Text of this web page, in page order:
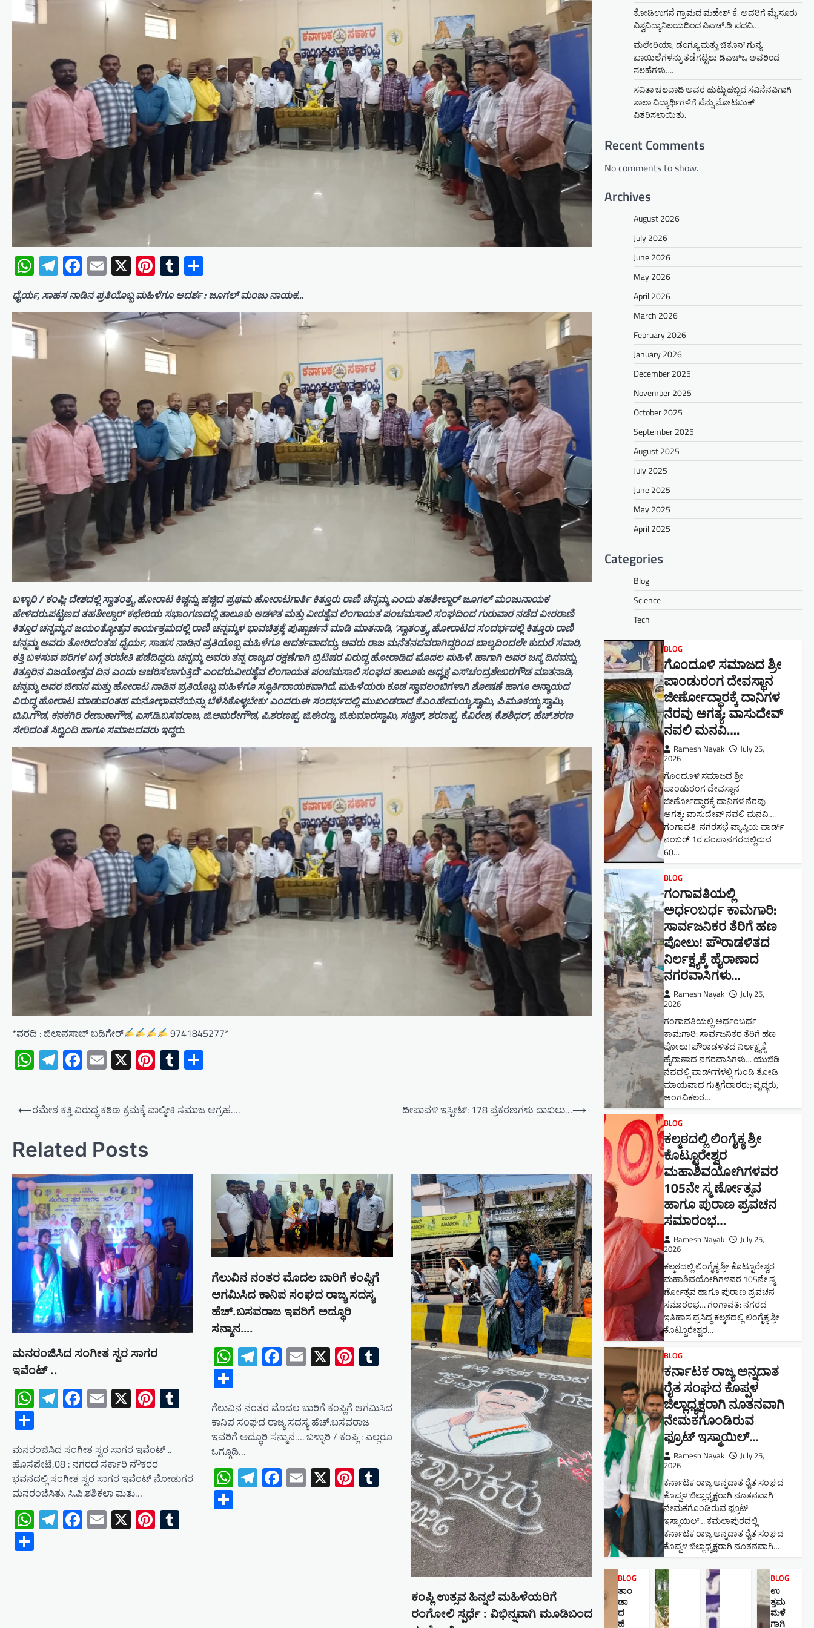
WhatsApp
Telegram
Facebook
Email
X Pinterest
Tumblr
ಧೈರ್ಯ, ಸಾಹಸ ನಾಡಿನ ಪ್ರತಿಯೊಬ್ಬ ಮಹಿಳೆಗೂ ಆದರ್ಶ : ಜೂಗಲ್ ಮಂಜು ನಾಯಕ…
ಬಳ್ಳಾರಿ / ಕಂಪ್ಲಿ: ದೇಶದಲ್ಲಿ ಸ್ವಾತಂತ್ರ್ಯ ಹೋರಾಟ ಕಿಚ್ಚನ್ನು ಹಚ್ಚಿದ ಪ್ರಥಮ ಹೋರಾಟಗಾರ್ತಿ ಕಿತ್ತೂರು ರಾಣಿ ಚೆನ್ನಮ್ಮ ಎಂದು ತಹಶೀಲ್ದಾರ್ ಜೂಗಲ್ ಮಂಜುನಾಯಕ
ಹೇಳಿದರು.ಪಟ್ಟಣದ ತಹಶೀಲ್ದಾರ್ ಕಛೇರಿಯ ಸಭಾಂಗಣದಲ್ಲಿ ತಾಲೂಕು ಆಡಳಿತ ಮತ್ತು ವೀರಶೈವ ಲಿಂಗಾಯತ ಪಂಚಮಸಾಲಿ ಸಂಘದಿಂದ ಗುರುವಾರ ನಡೆದ ವೀರರಾಣಿ
ಕಿತ್ತೂರ ಚನ್ನಮ್ಮನ ಜಯಂತ್ಯೋತ್ಸವ ಕಾರ್ಯಕ್ರಮದಲ್ಲಿ ರಾಣಿ ಚನ್ನಮ್ಮಳ ಭಾವಚಿತ್ರಕ್ಕೆ ಪುಷ್ಪಾರ್ಚನೆ ಮಾಡಿ ಮಾತನಾಡಿ, ‘ಸ್ವಾತಂತ್ರ್ಯ ಹೋರಾಟದ ಸಂದರ್ಭದಲ್ಲಿ ಕಿತ್ತೂರು ರಾಣಿ
ಚನ್ನಮ್ಮ ಅವರು ತೋರಿದಂತಹ ಧೈರ್ಯ, ಸಾಹಸ ನಾಡಿನ ಪ್ರತಿಯೊಬ್ಬ ಮಹಿಳೆಗೂ ಆದರ್ಶವಾದದ್ದು. ಅವರು ರಾಜ ಮನೆತನದವರಾಗಿದ್ದರಿಂದ ಬಾಲ್ಯದಿಂದಲೇ ಕುದುರೆ ಸವಾರಿ,
ಕತ್ತಿ ಬಳಸುವ ಪರಿಗಳ ಬಗ್ಗೆ ತರಬೇತಿ ಪಡೆದಿದ್ದರು. ಚನ್ನಮ್ಮ ಅವರು ತನ್ನ ರಾಜ್ಯದ ರಕ್ಷಣೆಗಾಗಿ ಬ್ರಿಟಿಷರ ವಿರುದ್ಧ ಹೋರಾಡಿದ ಮೊದಲ ಮಹಿಳೆ. ಹಾಗಾಗಿ ಅವರ ಜನ್ಮ ದಿನವನ್ನು
ಕಿತ್ತೂರಿನ ವಿಜಯೋತ್ಸವ ದಿನ ಎಂದು ಆಚರಿಸಲಾಗುತ್ತಿದೆ’ ಎಂದರು.ವೀರಶೈವ ಲಿಂಗಾಯತ ಪಂಚಮಸಾಲಿ ಸಂಘದ ತಾಲೂಕು ಅಧ್ಯಕ್ಷ ಎಸ್.ಚಂದ್ರಶೇಖರಗೌಡ ಮಾತನಾಡಿ,
ಚನ್ನಮ್ಮ ಅವರ ಜೀವನ ಮತ್ತು ಹೋರಾಟ ನಾಡಿನ ಪ್ರತಿಯೊಬ್ಬ ಮಹಿಳೆಗೂ ಸ್ಫೂರ್ತಿದಾಯಕವಾಗಿದೆ. ಮಹಿಳೆಯರು ಕೂಡ ಸ್ವಾವಲಂಬಿಗಳಾಗಿ ಶೋಷಣೆ ಹಾಗೂ ಅನ್ಯಾಯದ
ವಿರುದ್ಧ ಹೋರಾಟ ಮಾಡುವಂತಹ ಮನೋಭಾವನೆಯನ್ನು ಬೆಳೆಸಿಕೊಳ್ಳಬೇಕು’ ಎಂದರು.ಈ ಸಂದರ್ಭದಲ್ಲಿ ಮುಖಂಡರಾದ ಕೆ.ಎಂ.ಹೇಮಯ್ಯಸ್ವಾಮಿ, ಪಿ.ಮೂಕಯ್ಯಸ್ವಾಮಿ,
ಬಿ.ವಿ.ಗೌಡ, ಕನಕಗಿರಿ ರೇಣುಕಾಗೌಡ, ಎಸ್.ಡಿ.ಬಸವರಾಜ, ಜಿ.ಅಮರೇಗೌಡ, ಪಿ.ಶರಣಪ್ಪ, ಜಿ.ಈರಣ್ಣ, ಜಿ.ಕುಮಾರಸ್ಚಾಮಿ, ಸಚ್ಚಿನ್, ಶರಣಪ್ಪ, ಕೆ.ವಿರೇಶ, ಕೆ.ಶಶಿಧರ್, ಹೆಚ್.ಶರಣ
ಸೇರಿದಂತೆ ಸಿಬ್ವಂದಿ ಹಾಗೂ‌ ಸಮಾಜದವರು ಇದ್ದರು.
*ವರದಿ : ಜಿಲಾನಸಾಬ್ ಬಡಿಗೇರ್ 9741845277*
WhatsApp
Telegram
Facebook
Email
X Pinterest
Tumblr
s
t
n
a
g
i
o
n
⟵ರಮೇಶ ಕತ್ತಿ ವಿರುದ್ಧ ಕಠಿಣ ಕ್ರಮಕ್ಕೆ ವಾಲ್ಮೀಕಿ ಸಮಾಜ ಆಗ್ರಹ…. ದೀಪಾವಳಿ ಇಸ್ಪೀಟ್‌: 178 ಪ್ರಕರಣಗಳು ದಾಖಲು…⟶
Related Posts
ಮನರಂಜಿಸಿದ ಸಂಗೀತ ಸ್ವರ ಸಾಗರ
ಇವೆಂಟ್ ..
WhatsApp
Telegram
Facebook
Email
X Pinterest
Tumblr
ಮನರಂಜಿಸಿದ ಸಂಗೀತ ಸ್ವರ ಸಾಗರ ಇವೆಂಟ್ ..
ಹೊಸಪೇಟೆ,08 : ನಗರದ ಸರ್ಕಾರಿ ನೌಕರರ
ಭವನದಲ್ಲಿ ಸಂಗೀತ ಸ್ವರ ಸಾಗರ ಇವೆಂಟ್ ನೋಡುಗರ
ಮನರಂಜಿಸಿತು. ಸಿ.ಪಿ.ಶಶಿಕಲಾ ಮತು…
WhatsApp
Telegram
Facebook
Email
X Pinterest
ಗೆಲುವಿನ ನಂತರ ಮೊದಲ ಬಾರಿಗೆ ಕಂಪ್ಲಿಗೆ
ಆಗಮಿಸಿದ ಕಾನಿಪ ಸಂಘದ ರಾಜ್ಯ ಸದಸ್ಯ
ಹೆಚ್.ಬಸವರಾಜ ಇವರಿಗೆ ಅದ್ಧೂರಿ
ಸನ್ಮಾನ….
WhatsApp
Telegram
Facebook
Email
X Pinterest
Tumblr
ಗೆಲುವಿನ ನಂತರ ಮೊದಲ ಬಾರಿಗೆ ಕಂಪ್ಲಿಗೆ ಆಗಮಿಸಿದ
ಕಾನಿಪ ಸಂಘದ ರಾಜ್ಯ ಸದಸ್ಯ ಹೆಚ್.ಬಸವರಾಜ
ಇವರಿಗೆ ಅದ್ಧೂರಿ ಸನ್ಮಾನ…. ಬಳ್ಳಾರಿ / ಕಂಪ್ಲಿ : ಎಲ್ಲರೂ
ಒಗ್ಗೂಡಿ…
WhatsApp
Telegram
Facebook
Email
X Pinterest
Tumblr
ಕಂಪ್ಲಿ ಉತ್ಸವ ಹಿನ್ನಲೆ ಮಹಿಳೆಯರಿಗೆ
ರಂಗೋಲಿ ಸ್ಪರ್ಧೆ : ವಿಭಿನ್ನವಾಗಿ ಮೂಡಿಬಂದ
ಕೋಡಿಉಗನೆ ಗ್ರಾಮದ ಮಹೇಶ್ ಕೆ. ಅವರಿಗೆ ಮೈಸೂರು
ವಿಶ್ವವಿದ್ಯಾನಿಲಯದಿಂದ ಪಿಎಚ್.ಡಿ ಪದವಿ…
ಮಲೇರಿಯಾ, ಡೆಂಗ್ಯೂ ಮತ್ತು ಚಿಕೂನ್ ಗುನ್ಯ
ಖಾಯಿಲೆಗಳನ್ನು ತಡೆಗಟ್ಟಲು ಡಿಎಚ್‌ಒ ಅವರಿಂದ
ಸಲಹೆಗಳು….
ಸವಿತಾ ಚಲವಾದಿ ಅವರ ಹುಟ್ಟುಹಬ್ಬದ ಸವಿನೆನಪಿಗಾಗಿ
ಶಾಲಾ ವಿದ್ಯಾರ್ಥಿಗಳಿಗೆ ಪೆನ್ನು,ನೋಟಬುಕ್
ವಿತರಿಸಲಾಯಿತು.
Recent Comments
No comments to show.
Archives
August 2026
July 2026
June 2026
May 2026
April 2026
March 2026
February 2026
January 2026
December 2025
November 2025
October 2025
September 2025
August 2025
July 2025
June 2025
May 2025
April 2025
Categories
Blog
Science
Tech
BLOG
ಗೊಂದೂಳಿ ಸಮಾಜದ ಶ್ರೀ
ಪಾಂಡುರಂಗ ದೇವಸ್ಥಾನ
ಜೀರ್ಣೋದ್ಧಾರಕ್ಕೆ ದಾನಿಗಳ
ನೆರವು ಅಗತ್ಯ: ವಾಸುದೇವ್
ನವಲಿ ಮನವಿ​….
Ramesh Nayak
July 25,
2026
ಗೊಂದೂಳಿ ಸಮಾಜದ ಶ್ರೀ
ಪಾಂಡುರಂಗ ದೇವಸ್ಥಾನ
ಜೀರ್ಣೋದ್ಧಾರಕ್ಕೆ ದಾನಿಗಳ ನೆರವು
ಅಗತ್ಯ: ವಾಸುದೇವ್ ನವಲಿ ಮನವಿ​….
ಗಂಗಾವತಿ: ​ನಗರಸಭೆ ವ್ಯಾಪ್ತಿಯ ವಾರ್ಡ್
ನಂಬರ್ 1ರ ಪಂಪಾನಗರದಲ್ಲಿರುವ
60…
BLOG
ಗಂಗಾವತಿಯಲ್ಲಿ
ಅರ್ಧಂಬರ್ಧ ಕಾಮಗಾರಿ:
ಸಾರ್ವಜನಿಕರ ತೆರಿಗೆ ಹಣ
ಪೋಲು! ಪೌರಾಡಳಿತದ
ನಿರ್ಲಕ್ಷ್ಯಕ್ಕೆ ಹೈರಾಣಾದ
ನಗರವಾಸಿಗಳು​…
Ramesh Nayak
July 25,
2026
ಗಂಗಾವತಿಯಲ್ಲಿ ಅರ್ಧಂಬರ್ಧ
ಕಾಮಗಾರಿ: ಸಾರ್ವಜನಿಕರ ತೆರಿಗೆ ಹಣ
ಪೋಲು! ಪೌರಾಡಳಿತದ ನಿರ್ಲಕ್ಷ್ಯಕ್ಕೆ
ಹೈರಾಣಾದ ನಗರವಾಸಿಗಳು​… ಯುಜಿಡಿ
ನೆಪದಲ್ಲಿ ವಾರ್ಡ್‌ಗಳಲ್ಲಿ ಗುಂಡಿ ತೋಡಿ
ಮಾಯವಾದ ಗುತ್ತಿಗೆದಾರರು; ವೃದ್ಧರು,
ಅಂಗವಿಕಲರ…
BLOG
ಕಲ್ಮಠದಲ್ಲಿ ಲಿಂಗೈಕ್ಯ ಶ್ರೀ
ಕೊಟ್ಟೂರೇಶ್ವರ
ಮಹಾಶಿವಯೋಗಿಗಳವರ
105ನೇ ಸ್ಮ ರ್ಣೋತ್ಸವ
ಹಾಗೂ ಪುರಾಣ ಪ್ರವಚನ
ಸಮಾರಂಭ​…
Ramesh Nayak
July 25,
2026
ಕಲ್ಮಠದಲ್ಲಿ ಲಿಂಗೈಕ್ಯ ಶ್ರೀ ಕೊಟ್ಟೂರೇಶ್ವರ
ಮಹಾಶಿವಯೋಗಿಗಳವರ 105ನೇ ಸ್ಮ
ರ್ಣೋತ್ಸವ ಹಾಗೂ ಪುರಾಣ ಪ್ರವಚನ
ಸಮಾರಂಭ​… ಗಂಗಾವತಿ: ನಗರದ
ಇತಿಹಾಸ ಪ್ರಸಿದ್ಧ ಕಲ್ಮಠದಲ್ಲಿ ಲಿಂಗೈಕ್ಯ ಶ್ರೀ
ಕೊಟ್ಟೂರೇಶ್ವರ…
BLOG
ಕರ್ನಾಟಕ ರಾಜ್ಯ ಅನ್ನದಾತ
ರೈತ ಸಂಘದ ಕೊಪ್ಪಳ
ಜಿಲ್ಲಾಧ್ಯಕ್ಷರಾಗಿ ನೂತನವಾಗಿ
ನೇಮಕಗೊಂಡಿರುವ
ಫ್ರೂಟ್ ಇಸ್ಮಾಯಿಲ್…
Ramesh Nayak
July 25,
2026
ಕರ್ನಾಟಕ ರಾಜ್ಯ ಅನ್ನದಾತ ರೈತ ಸಂಘದ
ಕೊಪ್ಪಳ ಜಿಲ್ಲಾಧ್ಯಕ್ಷರಾಗಿ ನೂತನವಾಗಿ
ನೇಮಕಗೊಂಡಿರುವ ಫ್ರೂಟ್
ಇಸ್ಮಾಯಿಲ್… ಕಮಲಾಪುರದಲ್ಲಿ
ಕರ್ನಾಟಕ ರಾಜ್ಯ ಅನ್ನದಾತ ರೈತ ಸಂಘದ
ಕೊಪ್ಪಳ ಜಿಲ್ಲಾಧ್ಯಕ್ಷರಾಗಿ ನೂತನವಾಗಿ…
BLOG
ತಾಂ
ಡಾ
ದ
ಹೆ
BLOG
ಉ
ತ್ತಮ
ಮಳೆ
ಗಾಗಿ